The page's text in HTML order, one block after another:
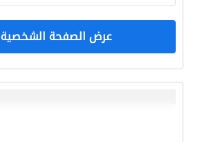
عرض الصفحة الشخصية